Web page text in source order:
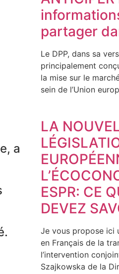
a
partager
Le DPP, dans sa
principalement
la mise sur le
sein de l’Union
LA
ESPR: CE
DEVEZ
Je vous propose ici
en Français de la
l’intervention
Szajkowska de la